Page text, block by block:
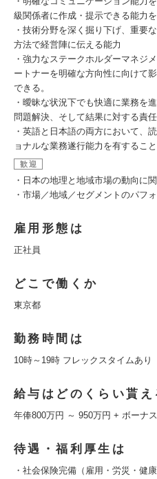
級関係者に作成・提示できる能力を
・技術分野を深く掘り下げ、重要
方法で経営陣に伝える能力
・強力なステークホルダーマネジ
ートナーを明確な方向性に向けて
できる。
・曖昧な状況下でも快適に業務を
問題解決、そして結果に対する責
・英語と日本語の両方において、
ョナルな業務遂行能力を有すること
歓迎
・日本の地理と地域市場の動向に
・市場／地域／セグメントのパフ
雇用形態は
正社員
どこで働くか
東京都
勤務時間は
10時～19時 フレックスタイムあり
給与はどのくらい貰え
年俸800万円 ～ 950万円 + ボーナ
待遇・福利厚生は
・社会保険完備（雇用・労災・健康